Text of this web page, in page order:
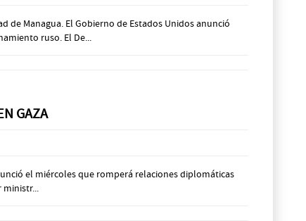
Managua. El Gobierno de Estados Unidos anunció
ruso. El De...
GAZA
el miércoles que romperá relaciones diplomáticas
ministr...